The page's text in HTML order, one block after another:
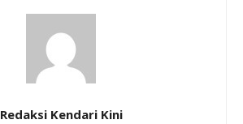
Redaksi Kendari Kini